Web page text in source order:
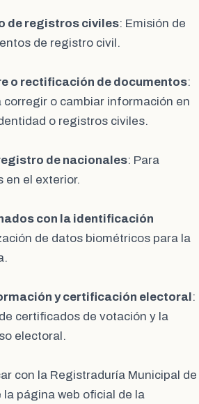
de registros civiles: Emisión de
de registro civil.
o rectificación de documentos:
corregir o cambiar información en
o registros civiles.
de nacionales: Para
en el exterior.
con la identificación
de datos biométricos para la
y certificación electoral:
certificados de votación y la
electoral.
con la Registraduría Municipal de
página web oficial de la